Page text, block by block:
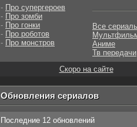
- Про супергероев
- Про зомби
- Про гонки
- Про роботов
- Про монстров
Все
Аниме
Тв передачи
Скоро на сайте
Обновления сериалов
Последние 12 обновлений